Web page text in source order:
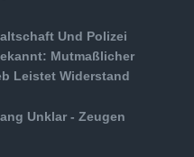
Und Polizei
Mutmaßlicher
Leistet Widerstand
Unklar - Zeugen